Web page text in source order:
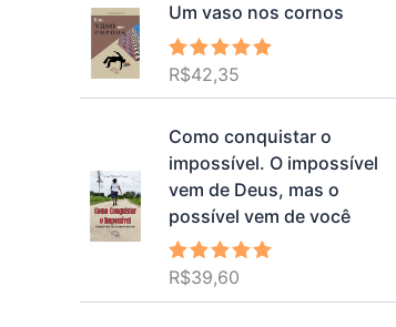
Um vaso nos cornos
Avaliação
de 5
R$42,35
Como conquistar o
impossível. O impossível
vem de Deus, mas o
possível vem de você
Avaliação
R$39,60